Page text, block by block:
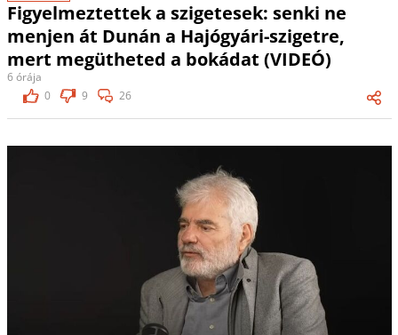
Figyelmeztettek a szigetesek: senki ne
menjen át Dunán a Hajógyári-szigetre,
mert megütheted a bokádat (VIDEÓ)
6 órája
0
9 26